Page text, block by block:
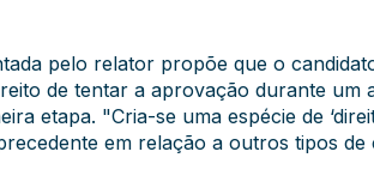
pelo relator propõe que o
de tentar a aprovação durante um
etapa. "Cria-se uma espécie de
em relação a outros tipos